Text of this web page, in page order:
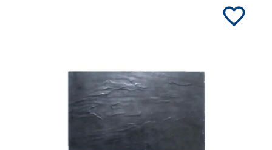
favorite_border